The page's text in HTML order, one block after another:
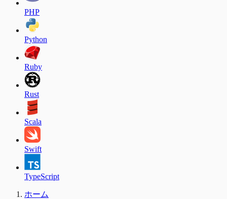
PHP
Python
Ruby
Rust
Scala
Swift
TypeScript
ホーム